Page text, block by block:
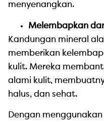
menyenangkan.
Melembapkan
Kandungan mineral
memberikan
kulit. Mereka
alami kulit,
halus, dan sehat.
Dengan